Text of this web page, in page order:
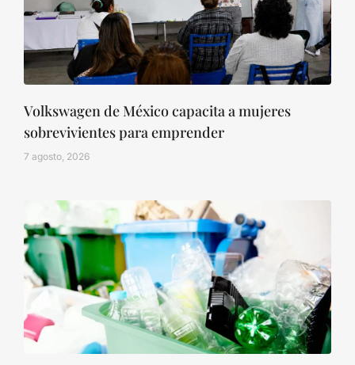
Volkswagen de México capacita a mujeres
sobrevivientes para emprender
7 agosto, 2026